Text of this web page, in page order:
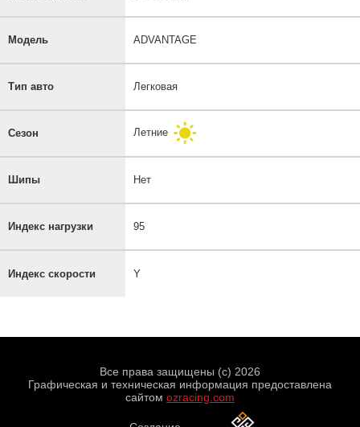
Модель ADVANTAGE
Тип авто Легковая
Сезон Летние
Шипы Нет
Индекс нагрузки 95
Индекс скорости Y
Все права защищены (с) 2026
Графическая и техническая информация предоставлена
сайтом ozracing.com